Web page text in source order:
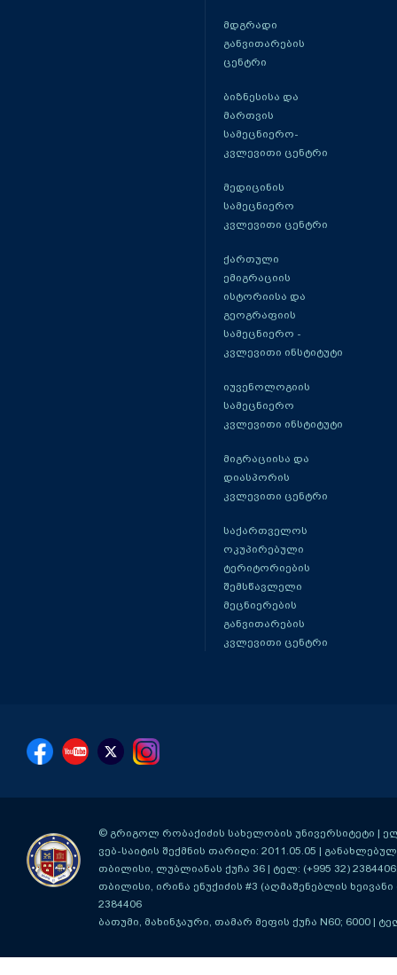
მდგრადი
განვითარების
ცენტრი
ბიზნესისა და
მართვის
სამეცნიერო-
კვლევითი ცენტრი
მედიცინის
სამეცნიერო
კვლევითი ცენტრი
ქართული
ემიგრაციის
ისტორიისა და
გეოგრაფიის
სამეცნიერო -
კვლევითი ინსტიტუტი
იუვენოლოგიის
სამეცნიერო
კვლევითი ინსტიტუტი
მიგრაციისა და
დიასპორის
კვლევითი ცენტრი
საქართველოს
ოკუპირებული
ტერიტორიების
შემსწავლელი
მეცნიერების
განვითარების
კვლევითი ცენტრი
© გრიგოლ რობაქიძის სახელობის უნივერსიტეტი |
ვებ-საიტის შექმნის თარიღი: 2011.05.05 |
თბილისი, ლუბლიანას ქუჩა 36 | ტელ: (+995 32)
თბილისი, ირინა ენუქიძის #3 (აღმაშენებლის ხეივანი
2384406
ბათუმი, მახინჯაური, თამარ მეფის ქუჩა N60; 6000 |